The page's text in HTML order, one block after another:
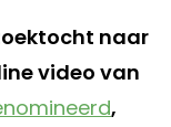
naar
video van
,